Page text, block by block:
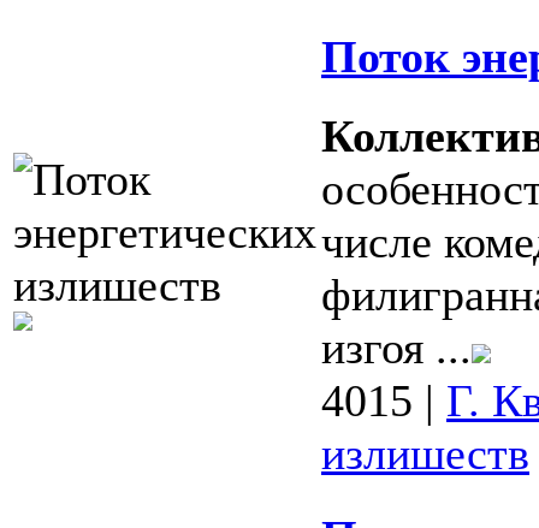
Поток
числе
изгоя ...
4015 | Г.
излишеств